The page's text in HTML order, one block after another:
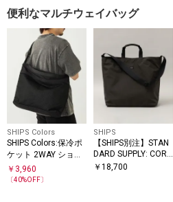
便利なマルチウェイバッグ
SHIPS Colors
SHIPS Colors:保冷ポ
ケット 2WAY ショル
ダー バッグ◇
￥ 3,960
〔40%OFF〕
SHIPS
【SHIPS別注】STAN
DARD SUPPLY: CORD
URA(R) 2WAY トート
￥18,700